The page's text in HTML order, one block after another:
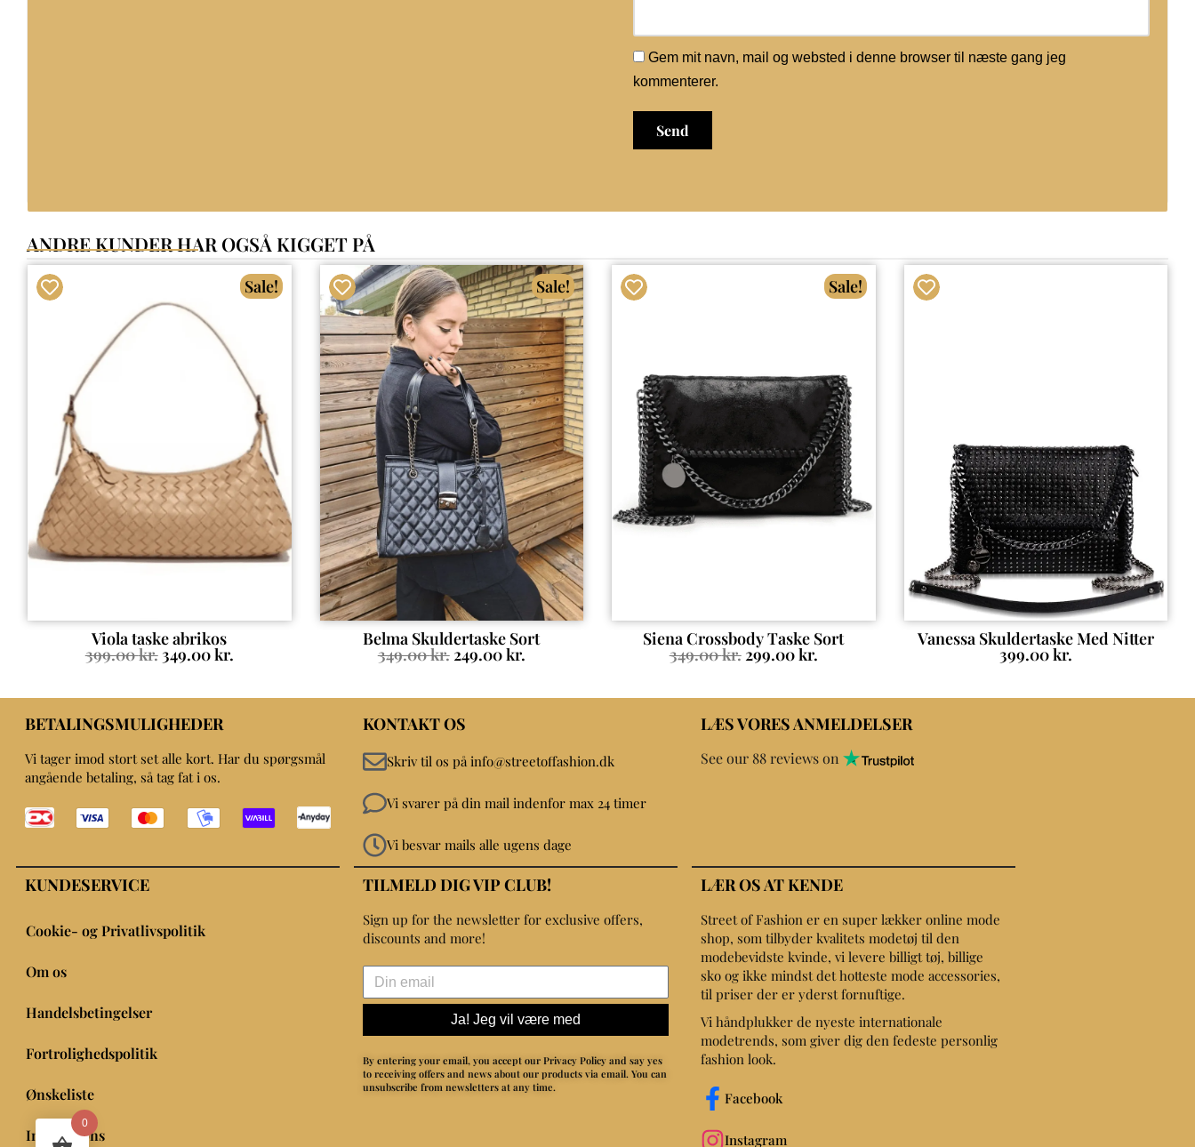
Gem mit navn, mail og websted i denne browser til næste gang jeg
kommenterer.
ANDRE KUNDER HAR OGSÅ KIGGET PÅ
Sale!
Viola taske abrikos
399.00kr. 349.00kr.
Sale!
Belma Skuldertaske Sort
349.00kr. 249.00kr.
Sale!
Siena Crossbody Taske Sort
349.00kr. 299.00kr.
Vanessa Skuldertaske Med Nitter
399.00kr.
BETALINGSMULIGHEDER
Vi tager imod stort set alle kort. Har du spørgsmål
angående betaling, så tag fat i os.
KONTAKT OS
Skriv til os på info@streetoffashion.dk
Vi svarer på din mail indenfor max 24 timer
Vi besvar mails alle ugens dage
LÆS VORES ANMELDELSER
See our 88 reviews on
KUNDESERVICE
Cookie- og Privatlivspolitik
Om os
Handelsbetingelser
Fortrolighedspolitik
Ønskeliste
Inspirations
TILMELD DIG VIP CLUB!
Sign up for the newsletter for exclusive offers,
discounts and more!
Ja! Jeg vil være med
By entering your email, you accept our Privacy Policy and say yes
to receiving offers and news about our products via email. You can
unsubscribe from newsletters at any time.
LÆR OS AT KENDE
Street of Fashion er en super lækker online mode
shop, som tilbyder kvalitets modetøj til den
modebevidste kvinde, vi levere billigt tøj, billige
sko og ikke mindst det hotteste mode accessories,
til priser der er yderst fornuftige.
Vi håndplukker de nyeste internationale
modetrends, som giver dig den fedeste personlig
fashion look.
Facebook
Instagram
0